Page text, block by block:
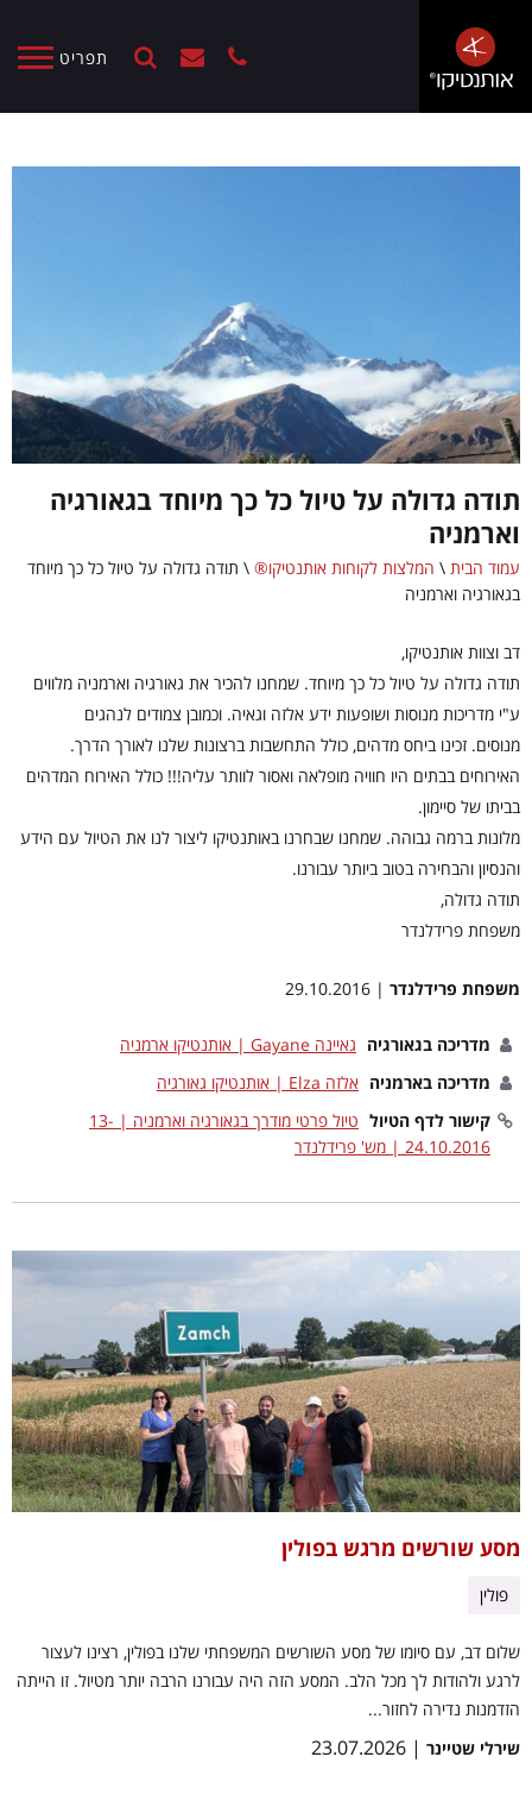
תפריט
תודה גדולה על טיול כל כך מיוחד בגאורגיה
וארמניה
עמוד הבית \ המלצות לקוחות אותנטיקו® \ תודה גדולה על טיול כל כך מיוחד
בגאורגיה וארמניה
דב וצוות אותנטיקו,
תודה גדולה על טיול כל כך מיוחד. שמחנו להכיר את גאורגיה וארמניה מלווים
ע"י מדריכות מנוסות ושופעות ידע אלזה וגאיה. וכמובן צמודים לנהגים
מנוסים. זכינו ביחס מדהים, כולל התחשבות ברצונות שלנו לאורך הדרך.
האירוחים בבתים היו חוויה מופלאה ואסור לוותר עליה!!! כולל האירוח המדהים
בביתו של סיימון.
מלונות ברמה גבוהה. שמחנו שבחרנו באותנטיקו ליצור לנו את הטיול עם הידע
והנסיון והבחירה בטוב ביותר עבורנו.
תודה גדולה,
משפחת פרידלנדר
משפחת פרידלנדר | 29.10.2016
מדריכה בגאורגיה גאיינה Gayane | אותנטיקו ארמניה
מדריכה בארמניה אלזה Elza | אותנטיקו גאורגיה
קישור לדף הטיול
טיול פרטי מודרך בגאורגיה וארמניה | 13-
24.10.2016 | מש' פרידלנדר
מסע שורשים מרגש בפולין
פולין
שלום דב, עם סיומו של מסע השורשים המשפחתי שלנו בפולין, רצינו לעצור
לרגע ולהודות לך מכל הלב. המסע הזה היה עבורנו הרבה יותר מטיול. זו הייתה
הזדמנות נדירה לחזור...
שירלי שטיינר | 23.07.2026